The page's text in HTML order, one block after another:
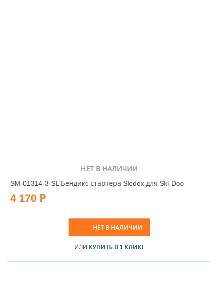
НЕТ В НАЛИЧИИ
SM-01314-3-SL Бендикс стартера Sledex для Ski-Doo
4 170 Р
НЕТ В НАЛИЧИИ
ИЛИ КУПИТЬ В 1 КЛИК!